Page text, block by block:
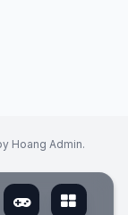
Hoang Admin.